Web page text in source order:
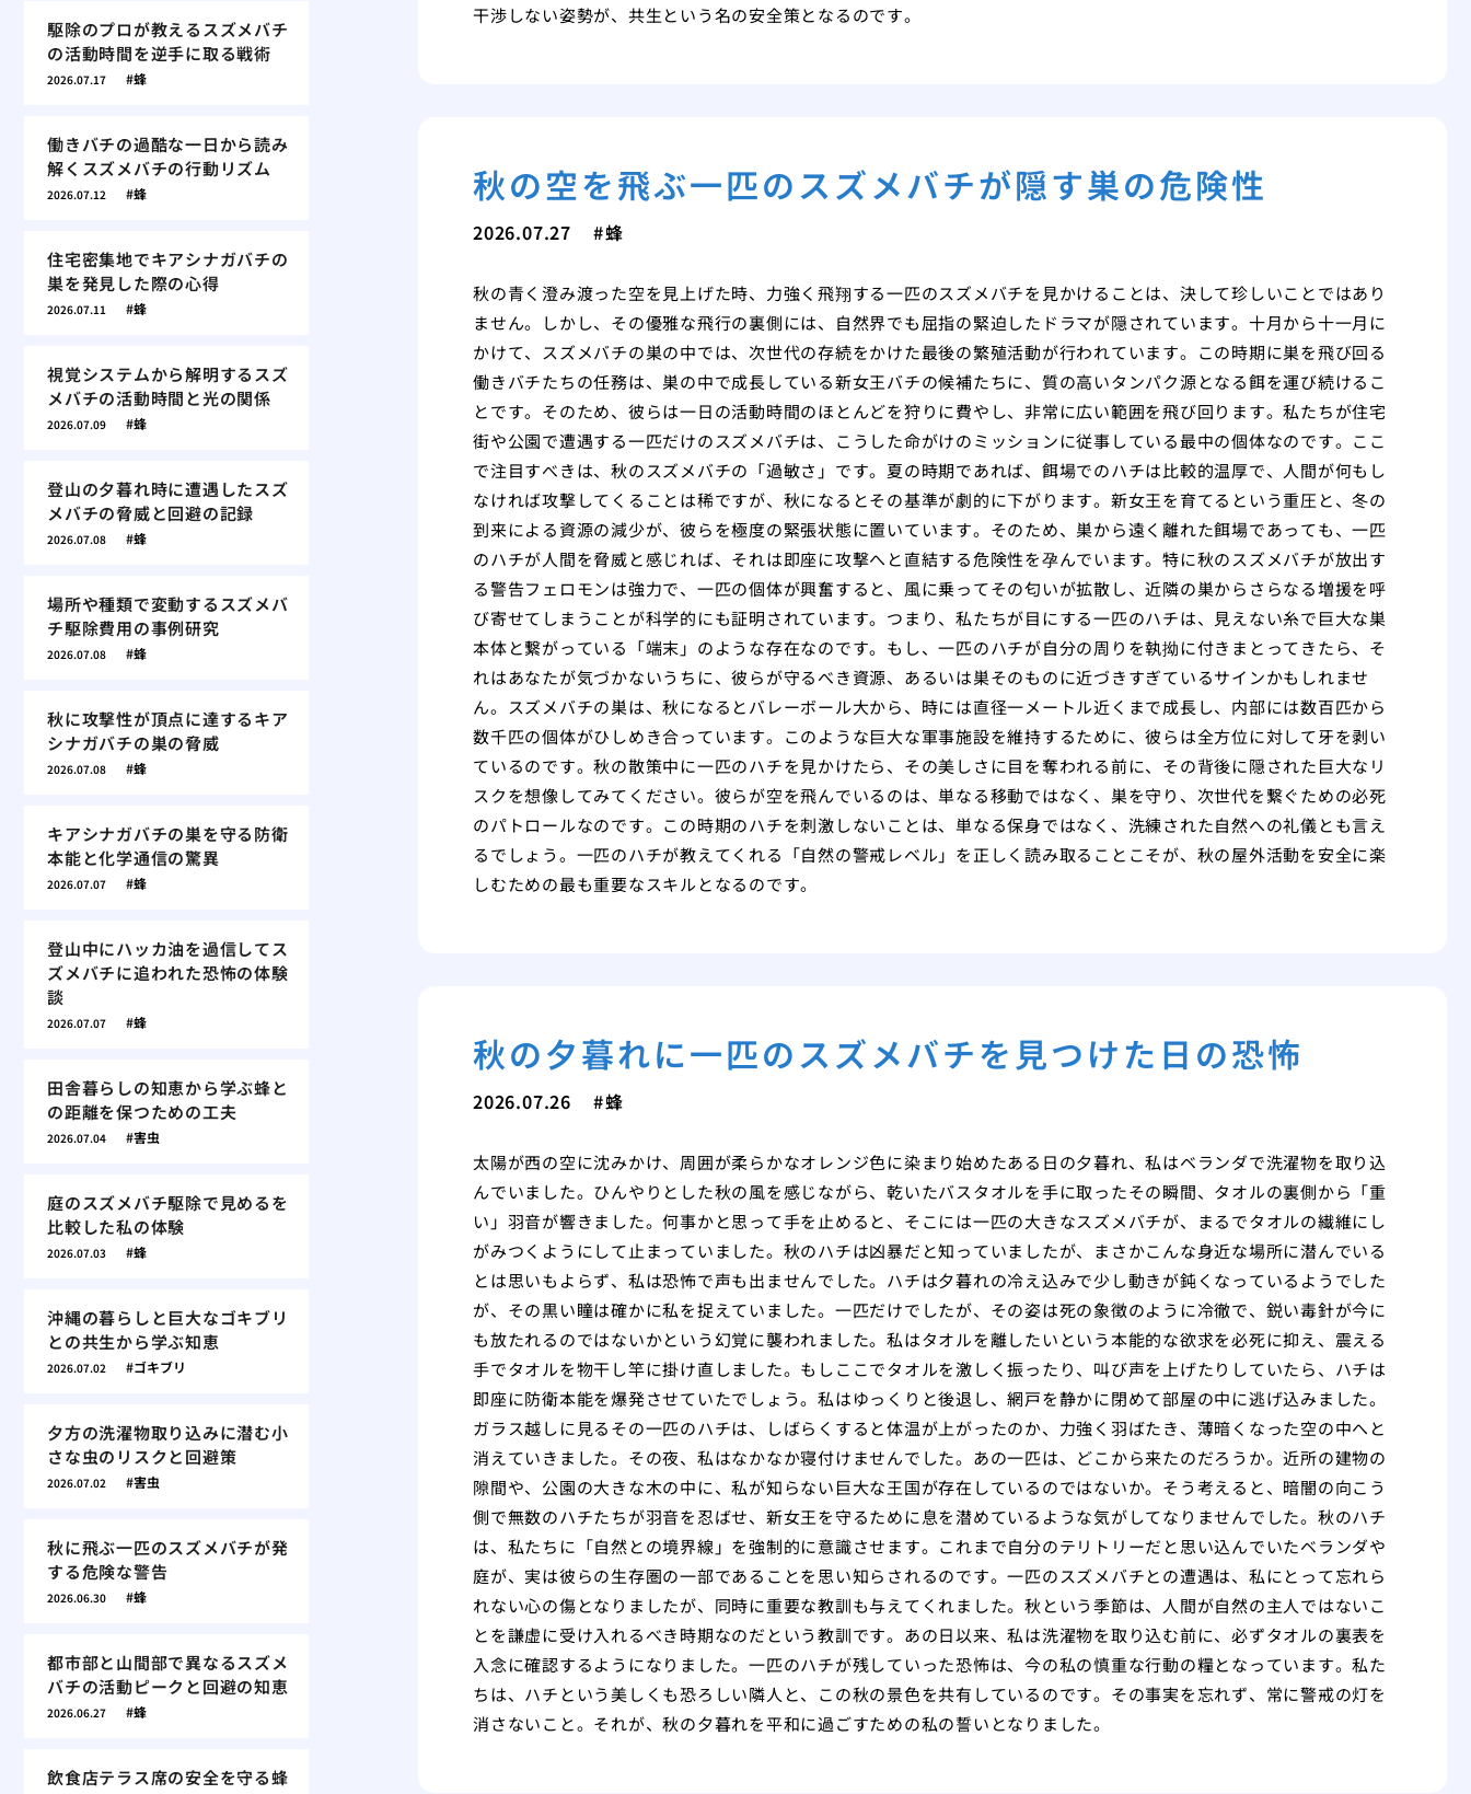
干渉しない姿勢が、共生という名の安全策となるのです。
秋の空を飛ぶ一匹のスズメバチが隠す巣の危険性
2026.07.27 蜂
秋の青く澄み渡った空を見上げた時、力強く飛翔する一匹のスズメバチを見かけることは、決して珍しいことではあり
ません。しかし、その優雅な飛行の裏側には、自然界でも屈指の緊迫したドラマが隠されています。十月から十一月に
かけて、スズメバチの巣の中では、次世代の存続をかけた最後の繁殖活動が行われています。この時期に巣を飛び回る
働きバチたちの任務は、巣の中で成長している新女王バチの候補たちに、質の高いタンパク源となる餌を運び続けるこ
とです。そのため、彼らは一日の活動時間のほとんどを狩りに費やし、非常に広い範囲を飛び回ります。私たちが住宅
街や公園で遭遇する一匹だけのスズメバチは、こうした命がけのミッションに従事している最中の個体なのです。ここ
で注目すべきは、秋のスズメバチの「過敏さ」です。夏の時期であれば、餌場でのハチは比較的温厚で、人間が何もし
なければ攻撃してくることは稀ですが、秋になるとその基準が劇的に下がります。新女王を育てるという重圧と、冬の
到来による資源の減少が、彼らを極度の緊張状態に置いています。そのため、巣から遠く離れた餌場であっても、一匹
のハチが人間を脅威と感じれば、それは即座に攻撃へと直結する危険性を孕んでいます。特に秋のスズメバチが放出す
る警告フェロモンは強力で、一匹の個体が興奮すると、風に乗ってその匂いが拡散し、近隣の巣からさらなる増援を呼
び寄せてしまうことが科学的にも証明されています。つまり、私たちが目にする一匹のハチは、見えない糸で巨大な巣
本体と繋がっている「端末」のような存在なのです。もし、一匹のハチが自分の周りを執拗に付きまとってきたら、そ
れはあなたが気づかないうちに、彼らが守るべき資源、あるいは巣そのものに近づきすぎているサインかもしれませ
ん。スズメバチの巣は、秋になるとバレーボール大から、時には直径一メートル近くまで成長し、内部には数百匹から
数千匹の個体がひしめき合っています。このような巨大な軍事施設を維持するために、彼らは全方位に対して牙を剥い
ているのです。秋の散策中に一匹のハチを見かけたら、その美しさに目を奪われる前に、その背後に隠された巨大なリ
スクを想像してみてください。彼らが空を飛んでいるのは、単なる移動ではなく、巣を守り、次世代を繋ぐための必死
のパトロールなのです。この時期のハチを刺激しないことは、単なる保身ではなく、洗練された自然への礼儀とも言え
るでしょう。一匹のハチが教えてくれる「自然の警戒レベル」を正しく読み取ることこそが、秋の屋外活動を安全に楽
しむための最も重要なスキルとなるのです。
秋の夕暮れに一匹のスズメバチを見つけた日の恐怖
2026.07.26 蜂
太陽が西の空に沈みかけ、周囲が柔らかなオレンジ色に染まり始めたある日の夕暮れ、私はベランダで洗濯物を取り込
んでいました。ひんやりとした秋の風を感じながら、乾いたバスタオルを手に取ったその瞬間、タオルの裏側から「重
い」羽音が響きました。何事かと思って手を止めると、そこには一匹の大きなスズメバチが、まるでタオルの繊維にし
がみつくようにして止まっていました。秋のハチは凶暴だと知っていましたが、まさかこんな身近な場所に潜んでいる
とは思いもよらず、私は恐怖で声も出ませんでした。ハチは夕暮れの冷え込みで少し動きが鈍くなっているようでした
が、その黒い瞳は確かに私を捉えていました。一匹だけでしたが、その姿は死の象徴のように冷徹で、鋭い毒針が今に
も放たれるのではないかという幻覚に襲われました。私はタオルを離したいという本能的な欲求を必死に抑え、震える
手でタオルを物干し竿に掛け直しました。もしここでタオルを激しく振ったり、叫び声を上げたりしていたら、ハチは
即座に防衛本能を爆発させていたでしょう。私はゆっくりと後退し、網戸を静かに閉めて部屋の中に逃げ込みました。
ガラス越しに見るその一匹のハチは、しばらくすると体温が上がったのか、力強く羽ばたき、薄暗くなった空の中へと
消えていきました。その夜、私はなかなか寝付けませんでした。あの一匹は、どこから来たのだろうか。近所の建物の
隙間や、公園の大きな木の中に、私が知らない巨大な王国が存在しているのではないか。そう考えると、暗闇の向こう
側で無数のハチたちが羽音を忍ばせ、新女王を守るために息を潜めているような気がしてなりませんでした。秋のハチ
は、私たちに「自然との境界線」を強制的に意識させます。これまで自分のテリトリーだと思い込んでいたベランダや
庭が、実は彼らの生存圏の一部であることを思い知らされるのです。一匹のスズメバチとの遭遇は、私にとって忘れら
れない心の傷となりましたが、同時に重要な教訓も与えてくれました。秋という季節は、人間が自然の主人ではないこ
とを謙虚に受け入れるべき時期なのだという教訓です。あの日以来、私は洗濯物を取り込む前に、必ずタオルの裏表を
入念に確認するようになりました。一匹のハチが残していった恐怖は、今の私の慎重な行動の糧となっています。私た
ちは、ハチという美しくも恐ろしい隣人と、この秋の景色を共有しているのです。その事実を忘れず、常に警戒の灯を
消さないこと。それが、秋の夕暮れを平和に過ごすための私の誓いとなりました。
駆除のプロが教えるスズメバチ
の活動時間を逆手に取る戦術
2026.07.17 蜂
働きバチの過酷な一日から読み
解くスズメバチの行動リズム
2026.07.12 蜂
住宅密集地でキアシナガバチの
巣を発見した際の心得
2026.07.11 蜂
視覚システムから解明するスズ
メバチの活動時間と光の関係
2026.07.09 蜂
登山の夕暮れ時に遭遇したスズ
メバチの脅威と回避の記録
2026.07.08 蜂
場所や種類で変動するスズメバ
チ駆除費用の事例研究
2026.07.08 蜂
秋に攻撃性が頂点に達するキア
シナガバチの巣の脅威
2026.07.08 蜂
キアシナガバチの巣を守る防衛
本能と化学通信の驚異
2026.07.07 蜂
登山中にハッカ油を過信してス
ズメバチに追われた恐怖の体験
談
2026.07.07 蜂
田舎暮らしの知恵から学ぶ蜂と
の距離を保つための工夫
2026.07.04 害虫
庭のスズメバチ駆除で見めるを
比較した私の体験
2026.07.03 蜂
沖縄の暮らしと巨大なゴキブリ
との共生から学ぶ知恵
2026.07.02 ゴキブリ
夕方の洗濯物取り込みに潜む小
さな虫のリスクと回避策
2026.07.02 害虫
秋に飛ぶ一匹のスズメバチが発
する危険な警告
2026.06.30 蜂
都市部と山間部で異なるスズメ
バチの活動ピークと回避の知恵
2026.06.27 蜂
飲食店テラス席の安全を守る蜂